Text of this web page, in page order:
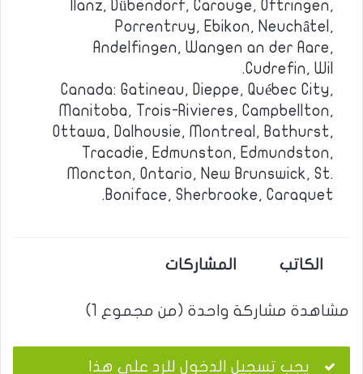
Ilanz, Dübendorf, Carouge, Oftringen,
Porrentruy, Ebikon, Neuchâtel,
Andelfingen, Wangen an der Aare,
Cudrefin, Wil.
Canada: Gatineau, Dieppe, Québec City,
Manitoba, Trois-Rivieres, Campbellton,
Ottawa, Dalhousie, Montreal, Bathurst,
Tracadie, Edmunston, Edmundston,
Moncton, Ontario, New Brunswick, St.
Boniface, Sherbrooke, Caraquet.
الكاتب المشاركات
مشاهدة مشاركة واحدة (من مجموع 1)
يجب تسجيل الدخول للرد على هذا